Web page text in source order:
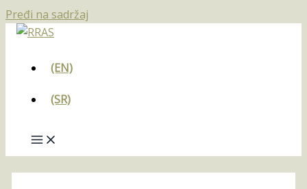
Pređi na sadržaj
(EN)
(SR)